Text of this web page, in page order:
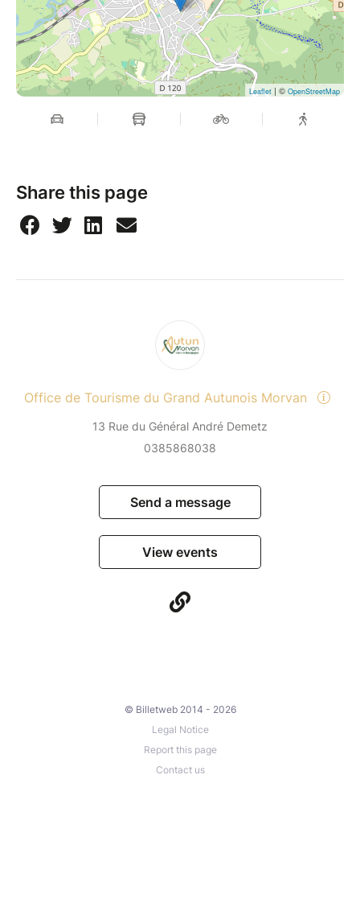
Leaflet | © OpenStreetMap
Share this page
Office de Tourisme du Grand Autunois Morvan
13 Rue du Général André Demetz
0385868038
Send a message
View events
© Billetweb 2014 - 2026
Legal Notice
Report this page
Contact us